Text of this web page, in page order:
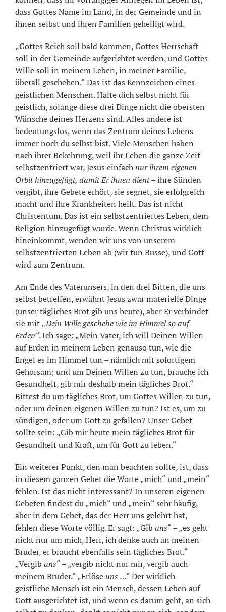
dass Gottes Name im Land, in der Gemeinde und in
ihnen selbst und ihren Familien geheiligt wird.
„Gottes Reich soll bald kommen, Gottes Herrschaft
soll in der Gemeinde aufgerichtet werden, und Gottes
Wille soll in meinem Leben, in meiner Familie,
überall geschehen.“ Das ist das Kennzeichen eines
geistlichen Menschen. Halte dich selbst nicht für
geistlich, solange diese drei Dinge nicht die obersten
Wünsche deines Herzens sind. Alles andere ist
bedeutungslos, wenn das Zentrum deines Lebens
immer noch du selbst bist. Viele Menschen haben
nach ihrer Bekehrung, weil ihr Leben die ganze Zeit
selbstzentriert war, Jesus einfachnur ihrem eigenen
Orbit hinzugefügt, damit Er ihnen dient– ihre Sünden
vergibt, ihre Gebete erhört, sie segnet, sie erfolgreich
macht und ihre Krankheiten heilt. Das ist nicht
Christentum. Das ist ein selbstzentriertes Leben, dem
Religion hinzugefügt wurde. Wenn Christus wirklich
hineinkommt, wenden wir uns von unserem
selbstzentrierten Leben ab (wir tun Busse), und Gott
wird zum Zentrum.
Am Ende des Vaterunsers, in den drei Bitten, die uns
selbst betreffen, erwähnt Jesus zwar materielle Dinge
(unser tägliches Brot gib uns heute), aber Er verbindet
sie mit„Dein Wille geschehe wie im Himmel so auf
Erden“. Ich sage: „Mein Vater, ich will Deinen Willen
auf Erden in meinem Leben genauso tun, wie die
Engel es im Himmel tun – nämlich mit sofortigem
Gehorsam; und um Deinen Willen zu tun, brauche ich
Gesundheit, gib mir deshalb mein tägliches Brot.“
Bittest du um tägliches Brot, um Gottes Willen zu tun,
oder um deinen eigenen Willen zu tun? Ist es, um zu
sündigen, oder um Gott zu gefallen? Unser Gebet
sollte sein: „Gib mir heute mein tägliches Brot für
Gesundheit und Kraft, um für Gott zu leben.“
Ein weiterer Punkt, den man beachten sollte, ist, dass
in diesem ganzen Gebet die Worte „mich“ und „mein“
fehlen. Ist das nicht interessant? In unseren eigenen
Gebeten findest du „mich“ und „mein“ sehr häufig,
aber in dem Gebet, das der Herr uns gelehrt hat,
fehlen diese Worte völlig. Er sagt: „Gib uns“ – „es geht
nicht nur um mich, Herr, ich denke auch an meinen
Bruder, er braucht ebenfalls sein tägliches Brot.“
„Vergib uns“ – „vergib nicht nur mir, vergib auch
meinem Bruder.“ „Erlöseuns …“ Der wirklich
geistliche Mensch ist ein Mensch, dessen Leben auf
Gott ausgerichtet ist, und wenn es darum geht, an sich